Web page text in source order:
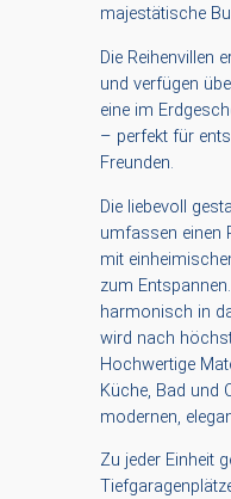
majestätische
Die Reihenvillen
und verfügen
eine im
– perfekt für
Freunden.
Die liebevoll
umfassen einen
mit
zum
harmonisch in
wird nach
Hochwertige
Küche, Bad und
modernen,
Zu jeder Einheit